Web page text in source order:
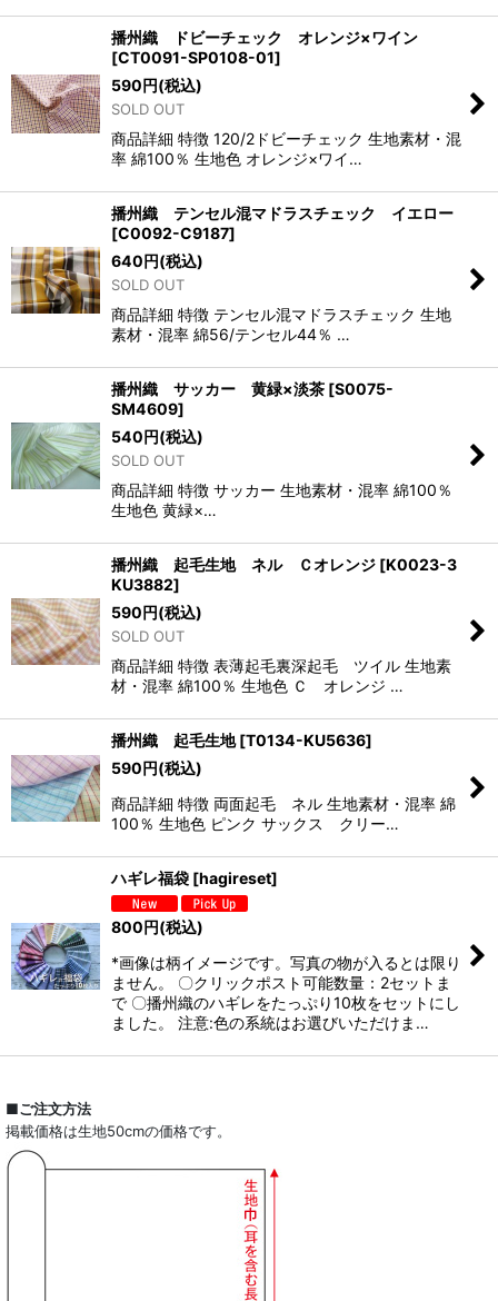
播州織 ドビーチェック オレンジ×ワイン
[CT0091-SP0108-01]
590円(税込)
SOLD OUT
商品詳細 特徴 120/2ドビーチェック 生地素材・混
率 綿100％ 生地色 オレンジ×ワイ…
播州織 テンセル混マドラスチェック イエロー
[C0092-C9187]
640円(税込)
SOLD OUT
商品詳細 特徴 テンセル混マドラスチェック 生地
素材・混率 綿56/テンセル44％ …
播州織 サッカー 黄緑×淡茶 [S0075-
SM4609]
540円(税込)
SOLD OUT
商品詳細 特徴 サッカー 生地素材・混率 綿100％
生地色 黄緑×…
播州織 起毛生地 ネル Ｃオレンジ [K0023-3
KU3882]
590円(税込)
SOLD OUT
商品詳細 特徴 表薄起毛裏深起毛 ツイル 生地素
材・混率 綿100％ 生地色 Ｃ オレンジ …
播州織 起毛生地 [T0134-KU5636]
590円(税込)
商品詳細 特徴 両面起毛 ネル 生地素材・混率 綿
100％ 生地色 ピンク サックス クリー…
ハギレ福袋 [hagireset]
800円(税込)
*画像は柄イメージです。写真の物が入るとは限り
ません。 〇クリックポスト可能数量：2セットま
で 〇播州織のハギレをたっぷり10枚をセットにし
ました。 注意:色の系統はお選びいただけま…
■ご注文方法
掲載価格は生地50cmの価格です。